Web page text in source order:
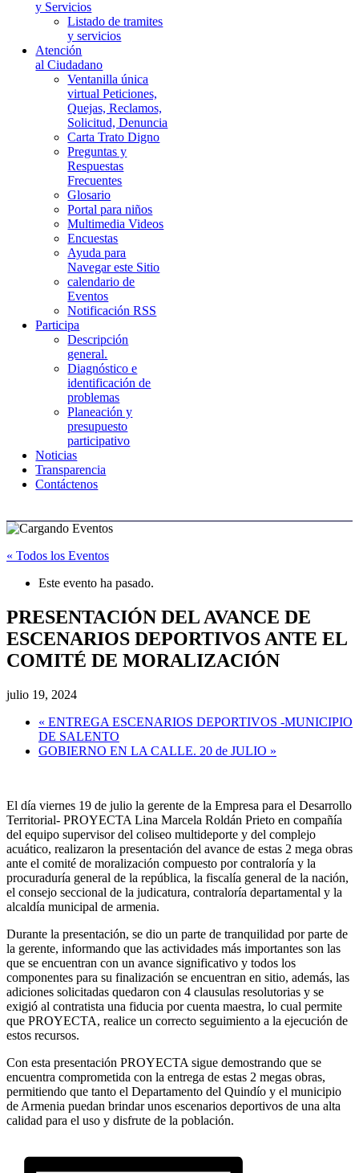
y Servicios
Listado de tramites
y servicios
Atención
al Ciudadano
Ventanilla única
virtual Peticiones,
Quejas, Reclamos,
Solicitud, Denuncia
Carta Trato Digno
Preguntas y
Respuestas
Frecuentes
Glosario
Portal para niños
Multimedia Videos
Encuestas
Ayuda para
Navegar este Sitio
calendario de
Eventos
Notificación RSS
Participa
Descripción
general.
Diagnóstico e
identificación de
problemas
Planeación y
presupuesto
participativo
Noticias
Transparencia
Contáctenos
« Todos los Eventos
Este evento ha pasado.
PRESENTACIÓN DEL AVANCE DE
ESCENARIOS DEPORTIVOS ANTE EL
COMITÉ DE MORALIZACIÓN
julio 19, 2024
« ENTREGA ESCENARIOS DEPORTIVOS -MUNICIPIO
DE SALENTO
GOBIERNO EN LA CALLE. 20 de JULIO »
El día viernes 19 de julio la gerente de la Empresa para el Desarrollo
Territorial- PROYECTA Lina Marcela Roldán Prieto en compañía
del equipo supervisor del coliseo multideporte y del complejo
acuático, realizaron la presentación del avance de estas 2 mega obras
ante el comité de moralización compuesto por contraloría y la
procuraduría general de la república, la fiscalía general de la nación,
el consejo seccional de la judicatura, contraloría departamental y la
alcaldía municipal de armenia.
Durante la presentación, se dio un parte de tranquilidad por parte de
la gerente, informando que las actividades más importantes son las
que se encuentran con un avance significativo y todos los
componentes para su finalización se encuentran en sitio, además, las
adiciones solicitadas quedaron con 4 clausulas resolutorias y se
exigió al contratista una fiducia por cuenta maestra, lo cual permite
que PROYECTA, realice un correcto seguimiento a la ejecución de
estos recursos.
Con esta presentación PROYECTA sigue demostrando que se
encuentra comprometida con la entrega de estas 2 megas obras,
permitiendo que tanto el Departamento del Quindío y el municipio
de Armenia puedan brindar unos escenarios deportivos de una alta
calidad para el uso y disfrute de la población.